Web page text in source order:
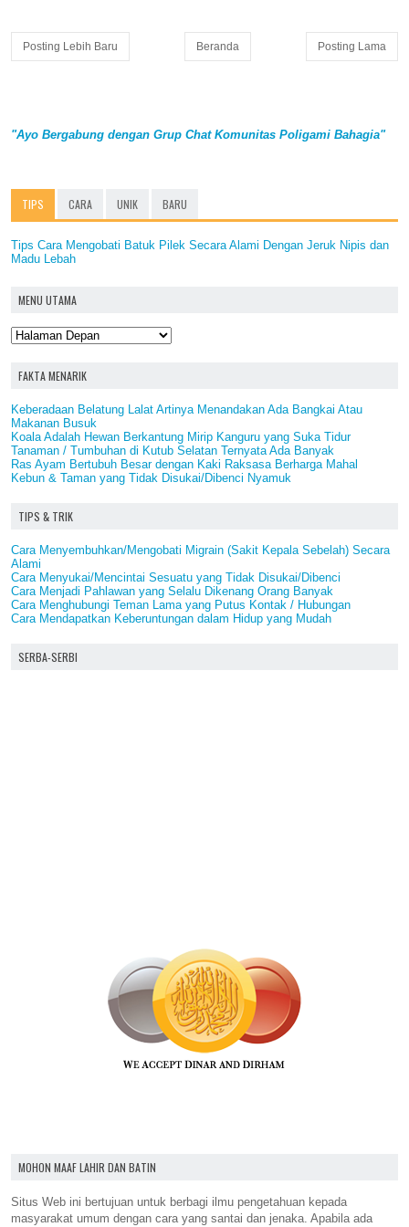
Posting Lebih Baru Posting Lama
Beranda
"Ayo Bergabung dengan Grup Chat Komunitas Poligami Bahagia"
TIPS CARA UNIK BARU
Tips Cara Mengobati Batuk Pilek Secara Alami Dengan Jeruk Nipis dan
Madu Lebah
MENU UTAMA
FAKTA MENARIK
Keberadaan Belatung Lalat Artinya Menandakan Ada Bangkai Atau
Makanan Busuk
Koala Adalah Hewan Berkantung Mirip Kanguru yang Suka Tidur
Tanaman / Tumbuhan di Kutub Selatan Ternyata Ada Banyak
Ras Ayam Bertubuh Besar dengan Kaki Raksasa Berharga Mahal
Kebun & Taman yang Tidak Disukai/Dibenci Nyamuk
TIPS & TRIK
Cara Menyembuhkan/Mengobati Migrain (Sakit Kepala Sebelah) Secara
Alami
Cara Menyukai/Mencintai Sesuatu yang Tidak Disukai/Dibenci
Cara Menjadi Pahlawan yang Selalu Dikenang Orang Banyak
Cara Menghubungi Teman Lama yang Putus Kontak / Hubungan
Cara Mendapatkan Keberuntungan dalam Hidup yang Mudah
SERBA-SERBI
MOHON MAAF LAHIR DAN BATIN
Situs Web ini bertujuan untuk berbagi ilmu pengetahuan kepada
masyarakat umum dengan cara yang santai dan jenaka. Apabila ada